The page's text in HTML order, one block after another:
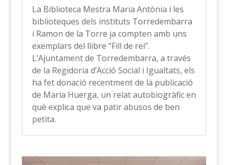
La Biblioteca Mestra Maria Antònia i les
biblioteques dels instituts Torredembarra
i Ramon de la Torre ja compten amb uns
exemplars del llibre “Fill de rei”.
L’Ajuntament de Torredembarra, a través
de la Regidoria d’Acció Social i Igualtats, els
ha fet donació recentment de la publicació
de Maria Huerga, un relat autobiogràfic en
què explica que va patir abusos de ben
petita.